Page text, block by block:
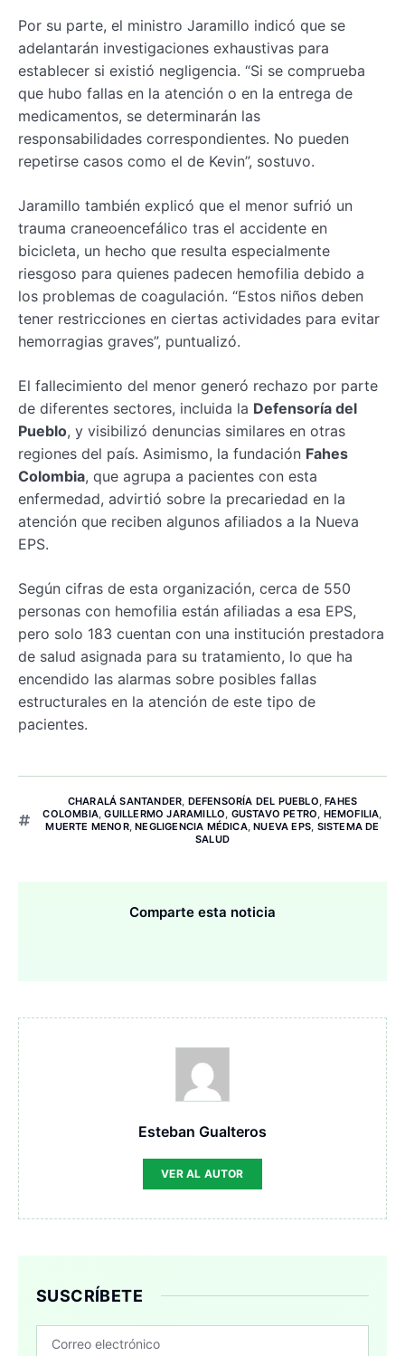
Por su parte, el ministro Jaramillo indicó que se
adelantarán investigaciones exhaustivas para
establecer si existió negligencia. “Si se comprueba
que hubo fallas en la atención o en la entrega de
medicamentos, se determinarán las
responsabilidades correspondientes. No pueden
repetirse casos como el de Kevin”, sostuvo.
Jaramillo también explicó que el menor sufrió un
trauma craneoencefálico tras el accidente en
bicicleta, un hecho que resulta especialmente
riesgoso para quienes padecen hemofilia debido a
los problemas de coagulación. “Estos niños deben
tener restricciones en ciertas actividades para evitar
hemorragias graves”, puntualizó.
El fallecimiento del menor generó rechazo por parte
de diferentes sectores, incluida la Defensoría del
Pueblo, y visibilizó denuncias similares en otras
regiones del país. Asimismo, la fundación Fahes
Colombia, que agrupa a pacientes con esta
enfermedad, advirtió sobre la precariedad en la
atención que reciben algunos afiliados a la Nueva
EPS.
Según cifras de esta organización, cerca de 550
personas con hemofilia están afiliadas a esa EPS,
pero solo 183 cuentan con una institución prestadora
de salud asignada para su tratamiento, lo que ha
encendido las alarmas sobre posibles fallas
estructurales en la atención de este tipo de
pacientes.
CHARALÁ SANTANDER, DEFENSORÍA DEL PUEBLO,FAHES
COLOMBIA,GUILLERMO JARAMILLO, GUSTAVO PETRO, HEMOFILIA,
MUERTE MENOR,NEGLIGENCIA MÉDICA,NUEVA EPS, SISTEMA DE
SALUD
Comparte esta noticia
Esteban Gualteros
VER AL AUTOR
SUSCRÍBETE